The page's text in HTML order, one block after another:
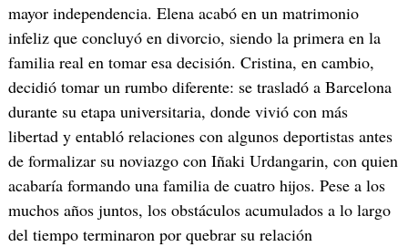
mayor independencia. Elena acabó en un matrimonio
infeliz que concluyó en divorcio, siendo la primera en la
familia real en tomar esa decisión. Cristina, en cambio,
decidió tomar un rumbo diferente: se trasladó a Barcelona
durante su etapa universitaria, donde vivió con más
libertad y entabló relaciones con algunos deportistas antes
de formalizar su noviazgo con Iñaki Urdangarin, con quien
acabaría formando una familia de cuatro hijos. Pese a los
muchos años juntos, los obstáculos acumulados a lo largo
del tiempo terminaron por quebrar su relación